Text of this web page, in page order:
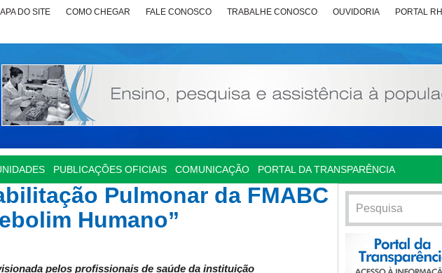
DO SITE COMO CHEGAR FALE CONOSCO TRABALHE CONOSCO OUVIDORIA PORTAL RH
PUBLICAÇÕES OFICIAIS COMUNICAÇÃO PORTAL DA TRANSPARÊNCIA
Pulmonar da FMABC
Humano”
pelos profissionais de saúde da instituição